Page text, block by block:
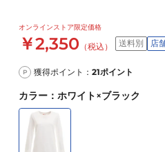
オンラインストア限定価格
￥2,350 （税込） 送料別 店
P 獲得ポイント： 21ポイント
カラー ： ホワイト×ブラック